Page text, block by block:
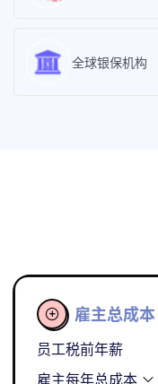
全球银保机构
 雇主总成本
员工税前年薪
雇主每年总成本